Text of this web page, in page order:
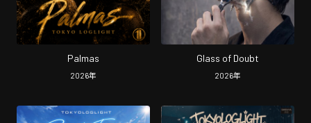
Palmas
2026年
Glass of Doubt
2026年